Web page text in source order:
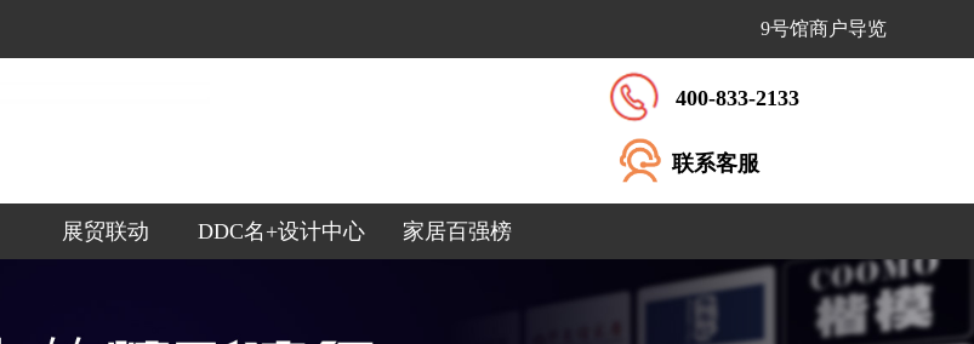
9号馆商户导览
400-833-2133
联系客服
展贸联动 DDC名+设计中心 家居百强榜